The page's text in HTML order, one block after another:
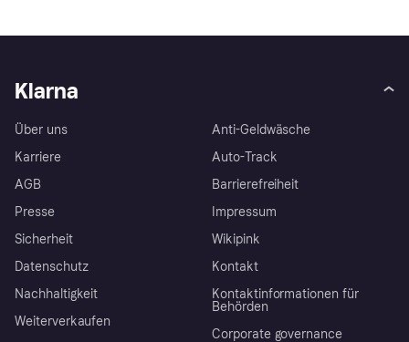
Klarna
Über uns
Karriere
AGB
Presse
Sicherheit
Datenschutz
Nachhaltigkeit
Weiterverkaufen
Anti-Geldwäsche
Auto-Track
Barrierefreiheit
Impressum
Wikipink
Kontakt
Kontaktinformationen für
Behörden
Corporate governance